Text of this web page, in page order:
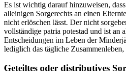
Es ist wichtig darauf hinzuweisen,
alleinigen Sorgerechts an einen
nicht erlöschen lässt. Der nicht
vollständige patria potestad und ist an
Entscheidungen im Leben der
lediglich das tägliche
Geteiltes oder distributives